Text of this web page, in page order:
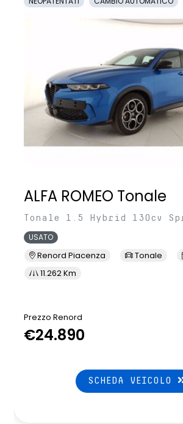
ALFA ROMEO Tonale
Tonale 1.5 Hybrid 130cv
USATO
Renord Piacenza Tonale
11.262 Km
Prezzo Renord
€24.890
SCHEDA VEICOLO